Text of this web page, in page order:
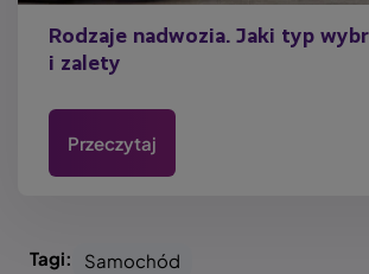
Rodzaje nadwozia. Jaki typ
i zalety
Przeczytaj
Tagi: Samochód